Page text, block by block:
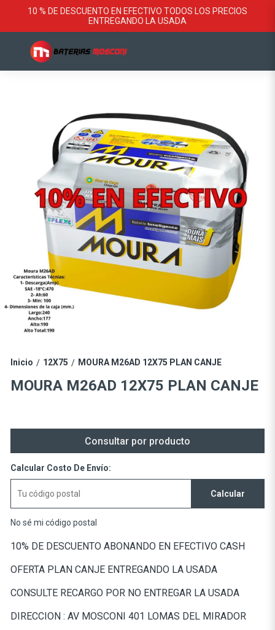
10 % DE DESCUENTO EN EFECTIVO TODOS LOS PRECIOS
ENTREGANDO LA USADA
Inicio / 12X75 / MOURA M26AD 12X75 PLAN CANJE
MOURA M26AD 12X75 PLAN CANJE
Consultar por producto
Calcular Costo De Envío:
Calcular
No sé mi código postal
10% DE DESCUENTO ABONANDO EN EFECTIVO CASH
OFERTA PLAN CANJE ENTREGANDO LA USADA
CONSULTE RECARGO POR NO ENTREGAR LA USADA
DIRECCION : AV MOSCONI 401 LOMAS DEL MIRADOR